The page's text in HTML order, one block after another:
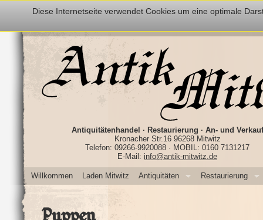
Diese Internetseite verwendet Cookies um eine optimale
Antiquitätenhandel · Restaurierung · An- und Verkauf
Kronacher Str.16 96268 Mitwitz
Telefon: 09266-9920088 · MOBIL: 0160 7131217
E-Mail: info@antik-mitwitz.de
Willkommen Laden Mitwitz Antiquitäten Restaurierung
Puppen